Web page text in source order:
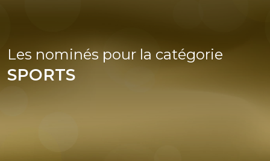
Les nominés pour la catégorie
SPORTS